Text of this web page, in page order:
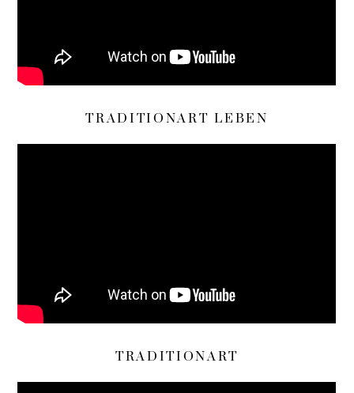
TRADITIONART LEBEN
TRADITIONART